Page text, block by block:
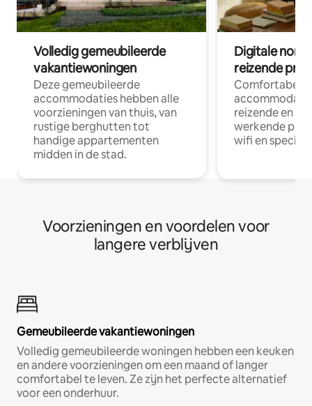
Volledig gemeubileerde
vakantiewoningen
Deze gemeubileerde
accommodaties hebben alle
voorzieningen van thuis, van
rustige berghutten tot
handige appartementen
midden in de stad.
Digitale
reizende
Comfortabele
reizende en
werkende
wifi en
Voorzieningen en voordelen voor
langere verblijven
Gemeubileerde vakantiewoningen
Volledig gemeubileerde woningen hebben een keuken
en andere voorzieningen om een maand of langer
comfortabel te leven. Ze zijn het perfecte alternatief
voor een onderhuur.